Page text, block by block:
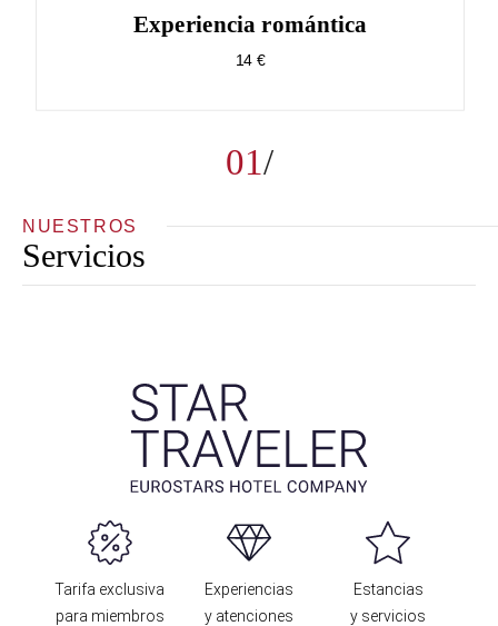
01
Experiencia romántica
14 €
NUESTROS
Servicios
Tarifa exclusiva
para miembros
Experiencias
y atenciones
Estancias
y servicios